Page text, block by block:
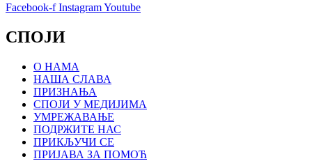
Facebook-f InstagramYoutube
СПОЈИ
О НАМА
НАША СЛАВА
ПРИЗНАЊА
СПОЈИ У МЕДИЈИМА
УМРЕЖАВАЊЕ
ПОДРЖИТЕ НАС
ПРИКЉУЧИ СЕ
ПРИЈАВА ЗА ПОМОЋ